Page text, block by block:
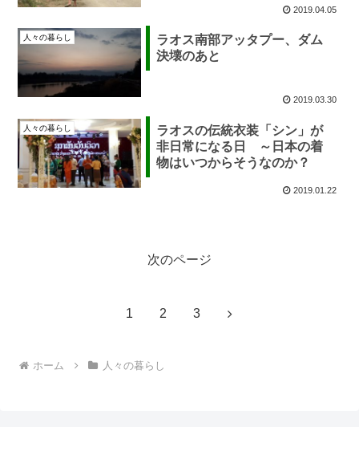
2019.04.05
人々の暮らし
ラオス南部アッタプー、ダム
決壊のあと
2019.03.30
人々の暮らし
ラオスの伝統衣装「シン」が
非日常になる日 ～日本の着
物はいつからそうなのか？
2019.01.22
次のページ
1 2 3
次
ホーム 人々の暮らし